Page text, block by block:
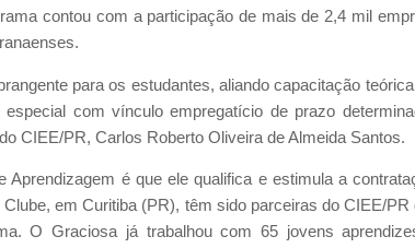
contou com a participação de mais de 2,4 mil
para os estudantes, aliando capacitação
com vínculo empregatício de prazo
CIEE/PR, Carlos Roberto Oliveira de Almeida Santos.
Aprendizagem é que ele qualifica e estimula a
em Curitiba (PR), têm sido parceiras do CIEE/PR
O Graciosa já trabalhou com 65 jovens